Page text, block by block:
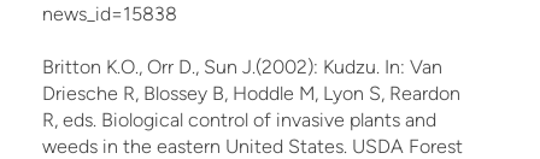
news_id=15838
Britton K.O., Orr D., Sun J.(2002): Kudzu. In: Van
Driesche R, Blossey B, Hoddle M, Lyon S, Reardon
R, eds. Biological control of invasive plants and
weeds in the eastern United States. USDA Forest